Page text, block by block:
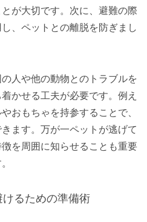
が大切です。次に、避難の際
、ペットとの離脱を防ぎまし
人や他の動物とのトラブルを
かせる工夫が必要です。例え
おもちゃを持参することで、
ます。万が一ペットが逃げて
を周囲に知らせることも重要
るための準備術